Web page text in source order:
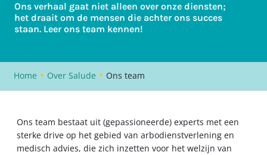
Ons verhaal gaat niet alleen over onze diensten;
het draait om de mensen die achter ons succes
staan. Leer ons team kennen!
Home • Over Salude • Ons team
Ons team bestaat uit (gepassioneerde) experts met een
sterke drive op het gebied van arbodienstverlening en
medisch advies, die zich inzetten voor het welzijn van